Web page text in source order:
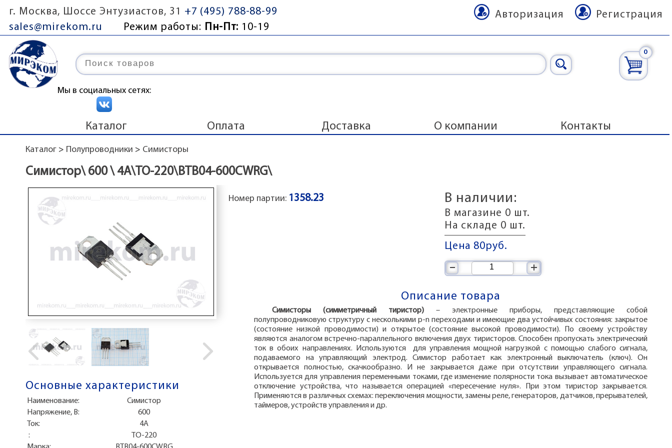
г. Москва, Шоссе Энтузиастов, 31
+7 (495) 788-88-99
sales@mirekom.ru
Режим работы: Пн-Пт: 10-19
Регистрация
Авторизация
Мы в социальных сетях:
0
Каталог Оплата Доставка О компании Контакты
Каталог> Полупроводники > Симисторы
Симистор\ 600 \ 4А\TO-220\BTB04-600CWRG\
Номер партии: 1358.23 В наличии:
В магазине 0 шт.
На складе 0 шт.
Цена 80руб.
+
–
Описание товара
Симисторы (симметричный тиристор)– электронные приборы, представляющие собой
полупроводниковую структуру с несколькими p-n переходами и имеющие два устойчивых состояния: закрытое
(состояние низкой проводимости) и открытое (состояние высокой проводимости). По своему устройству
являются аналогом встречно-параллельного включения двух тиристоров. Способен пропускать электрический
ток в обоих направлениях. Используются для управления мощной нагрузкой с помощью слабого сигнала,
подаваемого на управляющий электрод. Симистор работает как электронный выключатель (ключ). Он
открывается полностью, скачкообразно. И не закрывается даже при отсутствии управляющего сигнала.
Используется для управления переменными токами, где изменение полярности тока вызывает автоматическое
отключение устройства, что называется операцией «пересечение нуля». При этом тиристор закрывается.
Применяются в различных схемах: переключения мощности, замены реле, генераторов, датчиков, прерывателей,
таймеров, устройств управления и др.
Основные характеристики
Наименование:
Симистор
Напряжение, В:
600
Ток:
4А
:
TO-220